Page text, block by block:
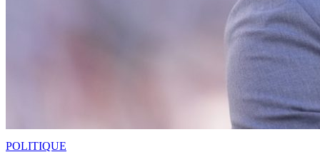
POLITIQUE